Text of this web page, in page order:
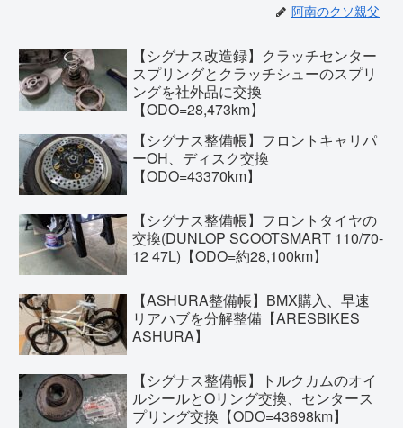
阿南のクソ親父
【シグナス改造録】クラッチセンター
スプリングとクラッチシューのスプリ
ングを社外品に交換
【ODO=28,473km】
【シグナス整備帳】フロントキャリパ
ーOH、ディスク交換
【ODO=43370km】
【シグナス整備帳】フロントタイヤの
交換(DUNLOP SCOOTSMART 110/70-
12 47L)【ODO=約28,100km】
【ASHURA整備帳】BMX購入、早速
リアハブを分解整備【ARESBIKES
ASHURA】
【シグナス整備帳】トルクカムのオイ
ルシールとOリング交換、センタース
プリング交換【ODO=43698km】